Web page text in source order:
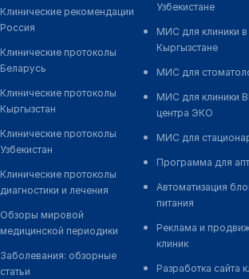
Клинические рекомендации
Россия
Клинические протоколы
Беларусь
Клинические протоколы
Кыргызстан
Клинические протоколы
Узбекистан
Клинические протоколы
диагностики и лечения
Обзоры мировой
медицинской периодики
Заболевания: обзорные
статьи
Узбекистане
МИС для клиники в
Кыргызстане
МИС для
МИС для клиники
центра ЭКО
МИС для
Программа для
Автоматизация
питания
Реклама и
клиник
Разработка сайта